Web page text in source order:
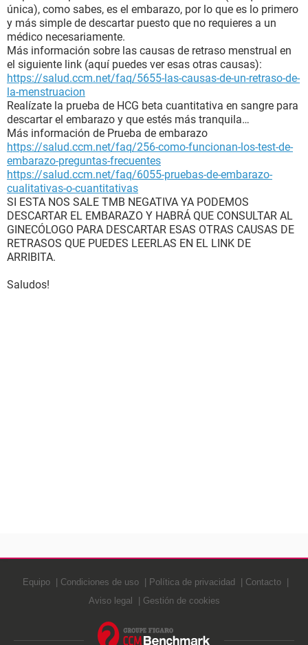
única), como sabes, es el embarazo, por lo que es lo primero
y más simple de descartar puesto que no requieres a un
médico necesariamente.
Más información sobre las causas de retraso menstrual en
el siguiente link (aquí puedes ver esas otras causas):
https://salud.ccm.net/faq/5655-las-causas-de-un-retraso-de-
la-menstruacion
Realízate la prueba de HCG beta cuantitativa en sangre para
descartar el embarazo y que estés más tranquila…
Más información de Prueba de embarazo
https://salud.ccm.net/faq/256-como-funcionan-los-test-de-
embarazo-preguntas-frecuentes
https://salud.ccm.net/faq/6055-pruebas-de-embarazo-
cualitativas-o-cuantitativas
SI ESTA NOS SALE TMB NEGATIVA YA PODEMOS
DESCARTAR EL EMBARAZO Y HABRÁ QUE CONSULTAR AL
GINECÓLOGO PARA DESCARTAR ESAS OTRAS CAUSAS DE
RETRASOS QUE PUEDES LEERLAS EN EL LINK DE
ARRIBITA.
Saludos!
Equipo Condiciones de uso Política de privacidad
Contacto
Aviso legal
Gestión de cookies